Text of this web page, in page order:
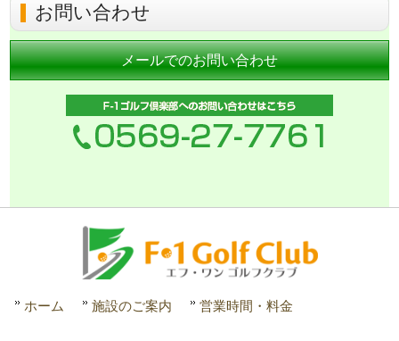
お問い合わせ
メールでのお問い合わせ
ホーム 施設のご案内 営業時間・料金